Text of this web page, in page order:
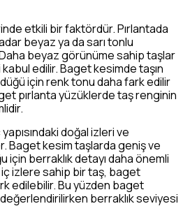
etkili bir faktördür. Pırlantada
beyaz ya da sarı tonlu
beyaz görünüme sahip taşlar
edilir. Baget kesimde taşın
için renk tonu daha fark edilir
pırlanta yüzüklerde taş renginin
doğal izleri ve
Baget kesim taşlarda geniş ve
için berraklık detayı daha önemli
izlere sahip bir taş, baget
edilebilir. Bu yüzden baget
berraklık seviyesi